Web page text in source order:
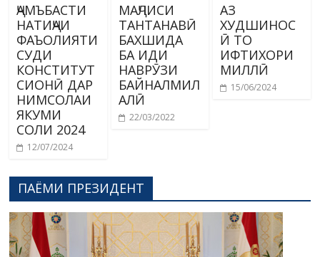
ҶАМЪБАСТИ
НАТИҶАИ
ФАЪОЛИЯТИ
СУДИ
КОНСТИТУТ
СИОНӢ ДАР
НИМСОЛАИ
ЯКУМИ
СОЛИ 2024
12/07/2024
МАҶЛИСИ
ТАНТАНАВӢ
БАХШИДА
БА ИДИ
НАВРӮЗИ
БАЙНАЛМИЛ
АЛӢ
22/03/2022
АЗ
ХУДШИНОС
Ӣ ТО
ИФТИХОРИ
МИЛЛӢ
15/06/2024
ПАЁМИ ПРЕЗИДЕНТ